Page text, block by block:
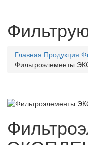
Главная Продукция
Фильтроэлементы